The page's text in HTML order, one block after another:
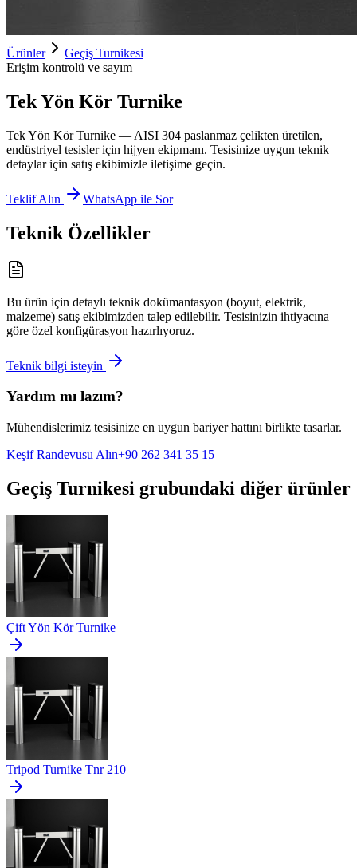
Ürünler
Geçiş Turnikesi
Erişim kontrolü ve sayım
Tek Yön Kör Turnike
Tek Yön Kör Turnike — AISI 304 paslanmaz çelikten üretilen,
endüstriyel tesisler için hijyen ekipmanı. Tesisinize uygun teknik
detaylar için satış ekibimizle iletişime geçin.
Teklif Alın WhatsApp ile Sor
Teknik Özellikler
Bu ürün için detaylı teknik dokümantasyon (boyut, elektrik,
malzeme) satış ekibimizden talep edilebilir. Tesisinizin ihtiyacına
göre özel konfigürasyon hazırlıyoruz.
Teknik bilgi isteyin
Yardım mı lazım?
Mühendislerimiz tesisinize en uygun bariyer hattını birlikte tasarlar.
Keşif Randevusu Alın+90 262 341 35 15
Geçiş Turnikesi grubundaki diğer ürünler
Çift Yön Kör Turnike
Tripod Turnike Tnr 210